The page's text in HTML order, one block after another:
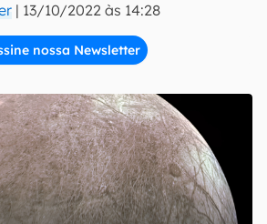
| 13/10/2022 às 14:28
nossa Newsletter
inscreva-se
Privacidade do Canaltech.